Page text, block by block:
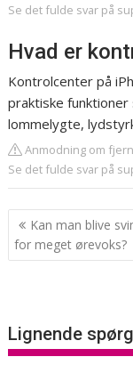
Se det fulde svar på
Hvad er
Kontrolcenter på
praktiske
lommelygte,
Anmodning om
Se det fulde svar på
Kan man blive
for meget ørevoks?
Lignende